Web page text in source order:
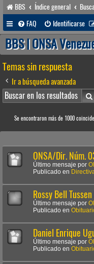
BBS Índice general
FAQ
Identificarse
BBS | ONSA
Temas sin respuesta
Ir a búsqueda avanzada
Se encontraron más de 1000
ONSA/Dir. Núm.
Último mensaje por
Publicado en
Rossy Bell
Último mensaje por
Publicado en
Daniel Enrique
Último mensaje por
Publicado en